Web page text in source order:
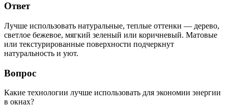
Ответ
Лучше использовать натуральные, теплые оттенки — дерево,
светлое бежевое, мягкий зеленый или коричневый. Матовые
или текстурированные поверхности подчеркнут
натуральность и уют.
Вопрос
Какие технологии лучше использовать для экономии энергии
в окнах?